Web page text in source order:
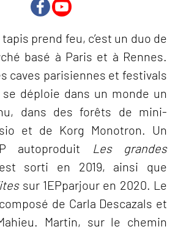
prend feu, c’est un duo de
basé à Paris et à Rennes.
caves parisiennes et festivals
déploie dans un monde un
dans des forêts de mini-
et de Korg Monotron. Un
autoproduit
Les grandes
sorti en 2019, ainsi que
sur 1EPparjour en 2020. Le
de Carla Descazals et
Martin, sur le chemin